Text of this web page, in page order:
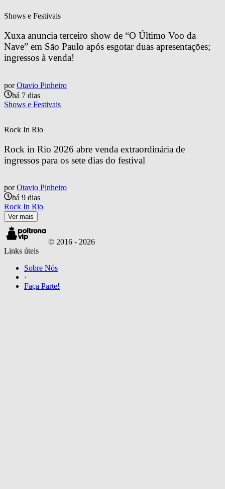
Shows e Festivais
Xuxa anuncia terceiro show de “O Último Voo da
Nave” em São Paulo após esgotar duas apresentações;
ingressos à venda!
por Otavio Pinheiro
há 7 dias
Shows e Festivais
Rock In Rio
Rock in Rio 2026 abre venda extraordinária de
ingressos para os sete dias do festival
por Otavio Pinheiro
há 9 dias
Rock In Rio
Ver mais
© 2016 - 2026
Links úteis
Sobre Nós
·
Faça Parte!